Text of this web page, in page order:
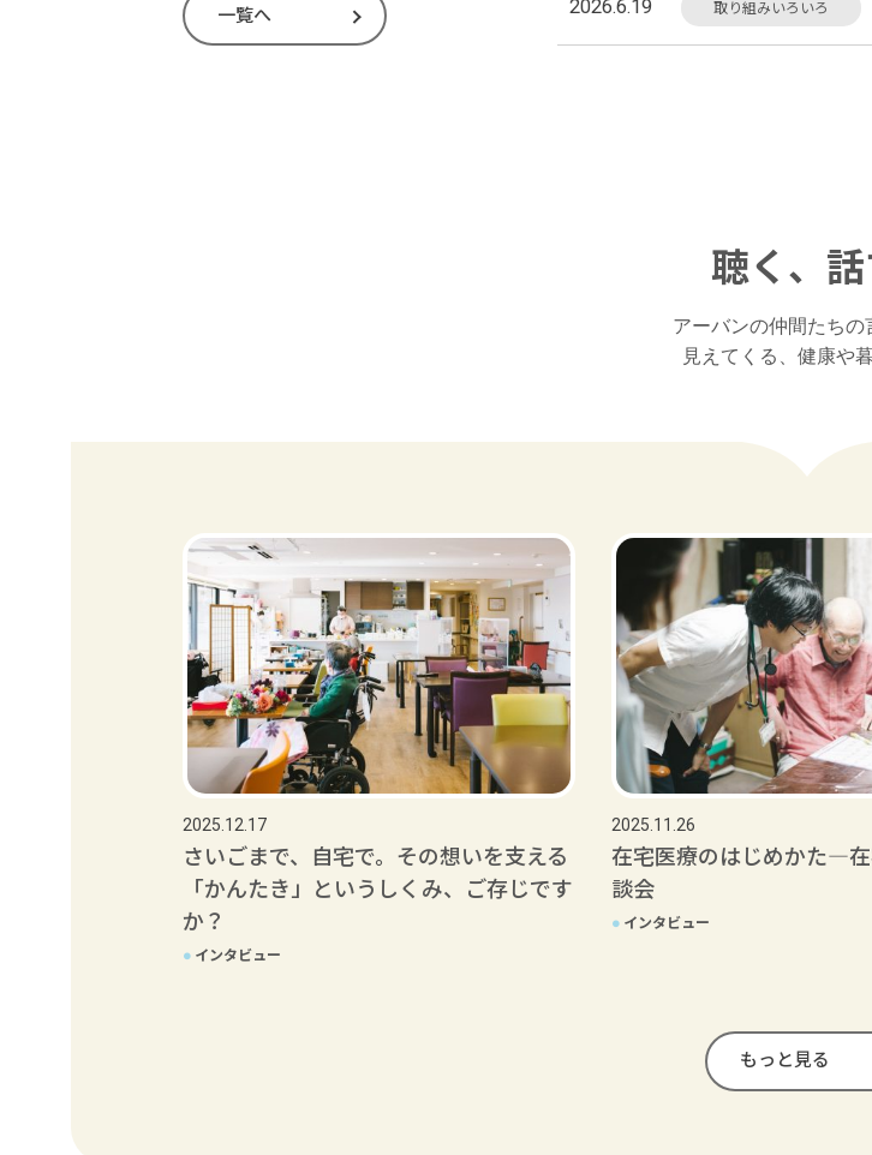
2026.6.19 取り組みいろいろ
一覧へ
聴く、
アーバンの仲間たちの
見えてくる、健康や暮
2025.12.17
さいごまで、自宅で。その想いを支える
「かんたき」というしくみ、ご存じです
か？
● インタビュー
2025.11.26
在宅医療のはじめかた―
談会
●インタビュー
もっと見る